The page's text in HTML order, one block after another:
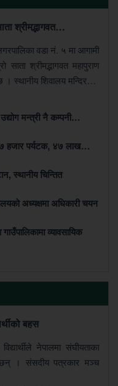
श्रीमद्भागवत…
वडा नं. ५ मा आगामी
साता श्रीमद्भागवत महापुराण
स्थानीय शिवालय मन्दिर…
मन्त्री नै कम्पनी…
हजार पर्यटक, ४७ लाख…
स्थानीय चिन्तित
अध्यक्षमा अधिकारी चयन
व्यावसायिक
बहस
नेपालमा संघीयताका
। संसदीय पत्रकार मञ्च